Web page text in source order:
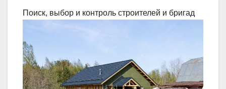
Поиск, выбор и контроль строителей и бригад